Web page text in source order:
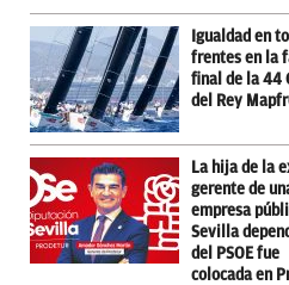
Igualdad en
frentes en la
final de la 44
del Rey
La hija de la
gerente de
empresa
Sevilla
del PSOE fue
colocada en